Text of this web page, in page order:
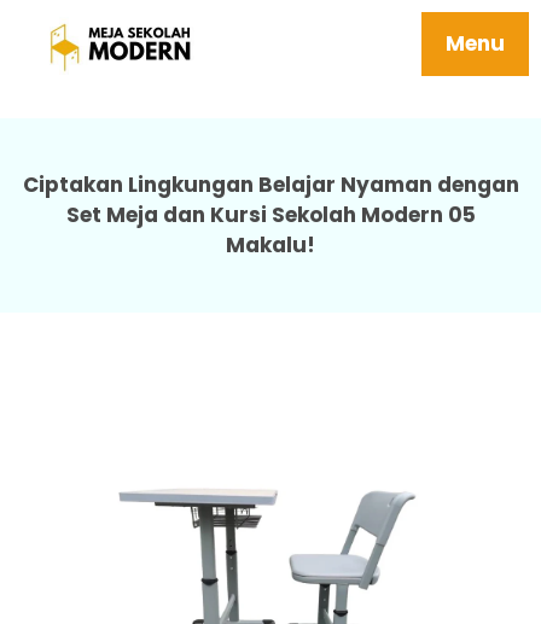
Menu
Jual Meja Belajar Anak Awet Mudah
Dipasang Tersedia Berbagai Ukuran 05
Ciptakan Lingkungan Belajar Nyaman dengan
Set Meja dan Kursi Sekolah Modern 05
Makalu!